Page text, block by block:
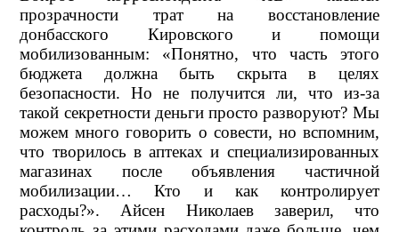
прозрачности трат на восстановление
донбасского Кировского и помощи
мобилизованным: «Понятно, что часть этого
бюджета должна быть скрыта в целях
безопасности. Но не получится ли, что из-за
такой секретности деньги просто разворуют? Мы
можем много говорить о совести, но вспомним,
что творилось в аптеках и специализированных
магазинах после объявления частичной
мобилизации… Кто и как контролирует
расходы?». Айсен Николаев заверил, что